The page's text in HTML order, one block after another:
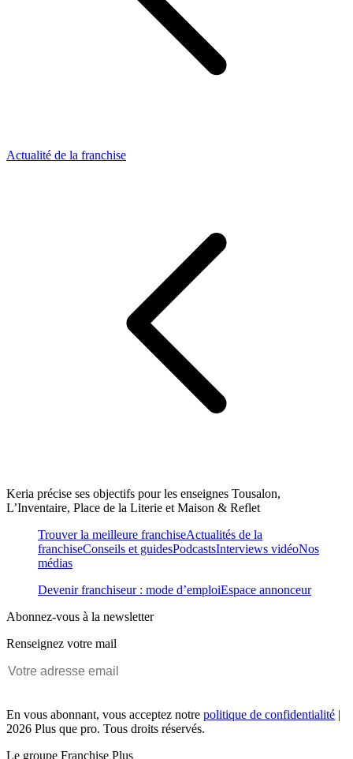
Actualité de la franchise
Keria précise ses objectifs pour les enseignes Tousalon,
L’Inventaire, Place de la Literie et Maison & Reflet
Trouver la meilleure franchiseActualités de la
franchiseConseils et guidesPodcastsInterviews vidéoNos
médias
Devenir franchiseur : mode d’emploiEspace annonceur
Abonnez-vous à la newsletter
Renseignez votre mail
En vous abonnant, vous acceptez notre politique de confidentialité |
2026 Plus que pro. Tous droits réservés.
Le groupe Franchise Plus